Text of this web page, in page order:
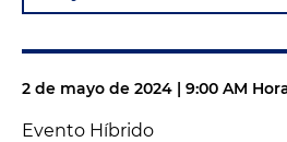
2 de mayo de 2024 | 9:00 AM
Evento Híbrido